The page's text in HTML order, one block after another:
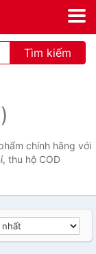
Tìm kiếm
chính hãng với
thu hộ COD